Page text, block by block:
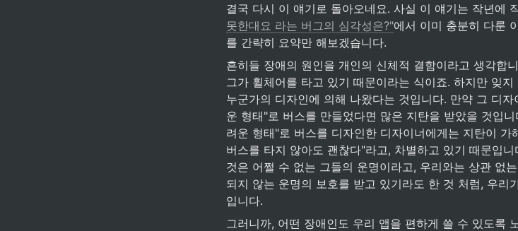
결국 다시 이 얘기로 돌아오네요. 사실 이 얘기는 작년에
못한대요 라는 버그의 심각성은?"에서 이미 충분히 다룬
를 간략히 요약만 해보겠습니다.
흔히들 장애의 원인을 개인의 신체적 결함이라고 생각합
그가 휠체어를 타고 있기 때문이라는 식이죠. 하지만 잊
누군가의 디자인에 의해 나왔다는 것입니다. 만약 그 디
운 형태"로 버스를 만들었다면 많은 지탄을 받았을 것입
려운 형태"로 버스를 디자인한 디자이너에게는 지탄이
버스를 타지 않아도 괜찮다"라고, 차별하고 있기 때문입
것은 어쩔 수 없는 그들의 운명이라고, 우리와는 상관 없
되지 않는 운명의 보호를 받고 있기라도 한 것 처럼, 우리
입니다.
그러니까, 어떤 장애인도 우리 앱을 편하게 쓸 수 있도록